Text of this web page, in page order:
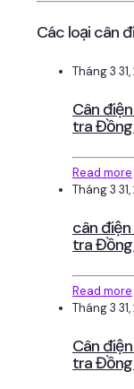
Các loại cân
Tháng 3
Cân
tra
Read more
Tháng 3
cân
tra Đồng
Read more
Tháng 3
Cân
tra